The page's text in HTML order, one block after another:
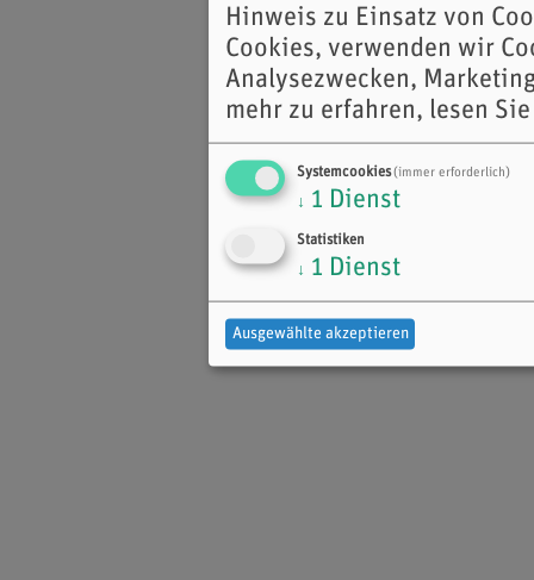
Hinweis zu Einsatz von
Cookies, verwenden wir
Analysezwecken,
mehr zu erfahren, lesen
Systemcookies(immer erforderlich)
↓ 1 Dienst
Statistiken
↓ 1 Dienst
Ausgewählte akzeptieren